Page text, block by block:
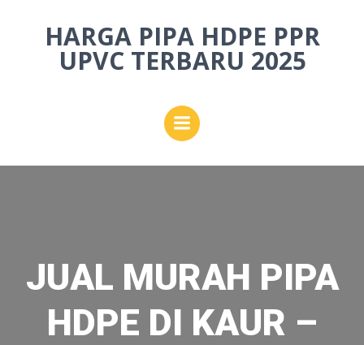
to
content
HARGA PIPA HDPE PPR
UPVC TERBARU 2025
JUAL MURAH PIPA
HDPE DI KAUR –